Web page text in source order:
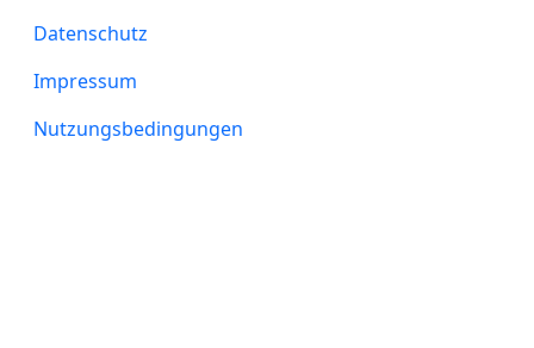
Footer-Datenschutz
Datenschutz
Footer-Impressum
Impressum
Footer-Nutzungsbedingungen
Nutzungsbedingungen